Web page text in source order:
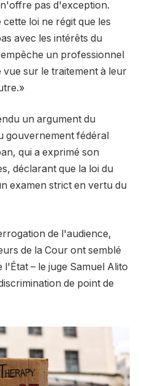
pas d'exception.
loi ne régit que les
avec les intérêts du
un professionnel
sur le traitement à leur
un argument du
gouvernement fédéral
qui a exprimé son
déclarant que la loi du
examen strict en vertu du
de l'audience,
de la Cour ont semblé
l'État – le juge Samuel Alito
de point de